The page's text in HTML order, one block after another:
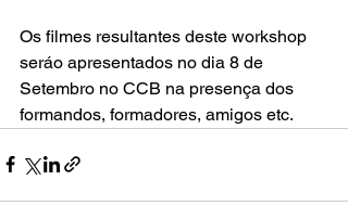
Os filmes resultantes deste workshop
seráo apresentados no dia 8 de
Setembro no CCB na presença dos
formandos, formadores, amigos etc.